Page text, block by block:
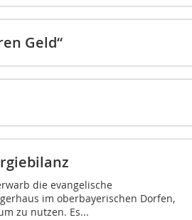
Geld“
die evangelische
im oberbayerischen Dorfen,
zu nutzen. Es...